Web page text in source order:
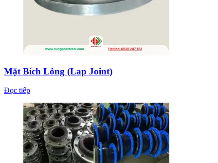
Mặt Bích Lỏng (Lap Joint)
Đọc tiếp